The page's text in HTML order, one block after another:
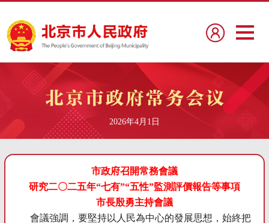
2026年4月1日
市政府召開常務會議
研究二〇二五年“七有”“五性”監測評價報告等事項
市長殷勇主持會議
會議強調，要堅持以人民為中心的發展思想，始終把